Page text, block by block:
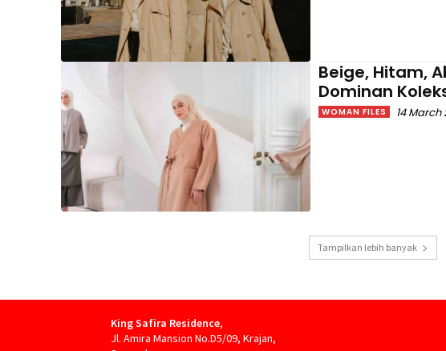
Beige, Hitam,
Dominan
WOMAN FILES 14 March
Tampilkan lebih banyak
King Safira Residence,
Jl. Amira Mansion No.D5/09, Krajan,